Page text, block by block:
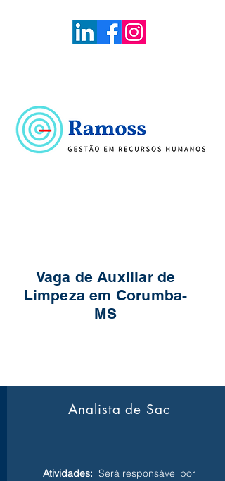
Vaga de Auxiliar de
Limpeza em Corumba-
MS
Analista de Sac
Atividades: Será responsável por